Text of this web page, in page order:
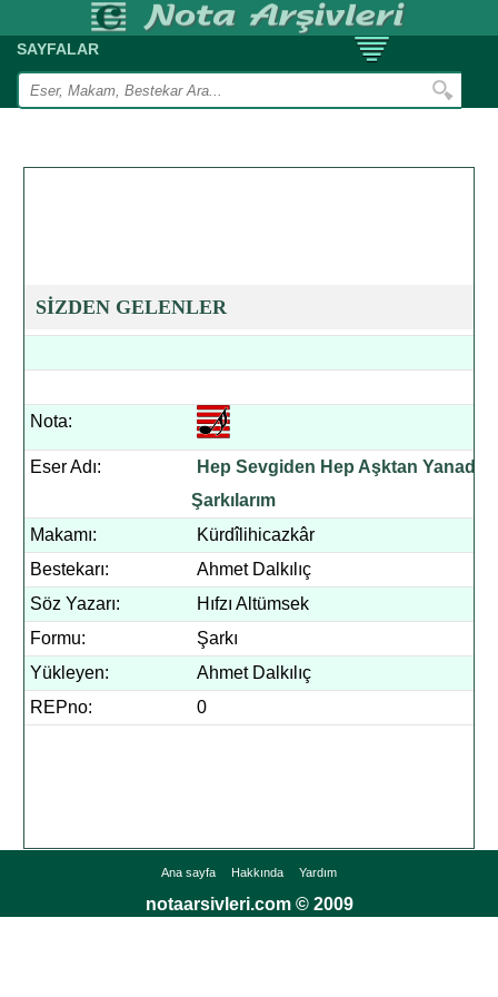
SAYFALAR
SİZDEN GELENLER
Nota:
Eser Adı:
Hep Sevgiden Hep Aşktan Yanadır
Şarkılarım
Makamı:
Kürdîlihicazkâr
Bestekarı:
Ahmet Dalkılıç
Söz Yazarı:
Hıfzı Altümsek
Formu:
Şarkı
Yükleyen:
Ahmet Dalkılıç
REPno:
0
Ana sayfa Hakkında Yardım
notaarsivleri.com © 2009